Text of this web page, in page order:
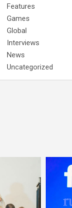
Features
Games
Global
Interviews
News
Uncategorized